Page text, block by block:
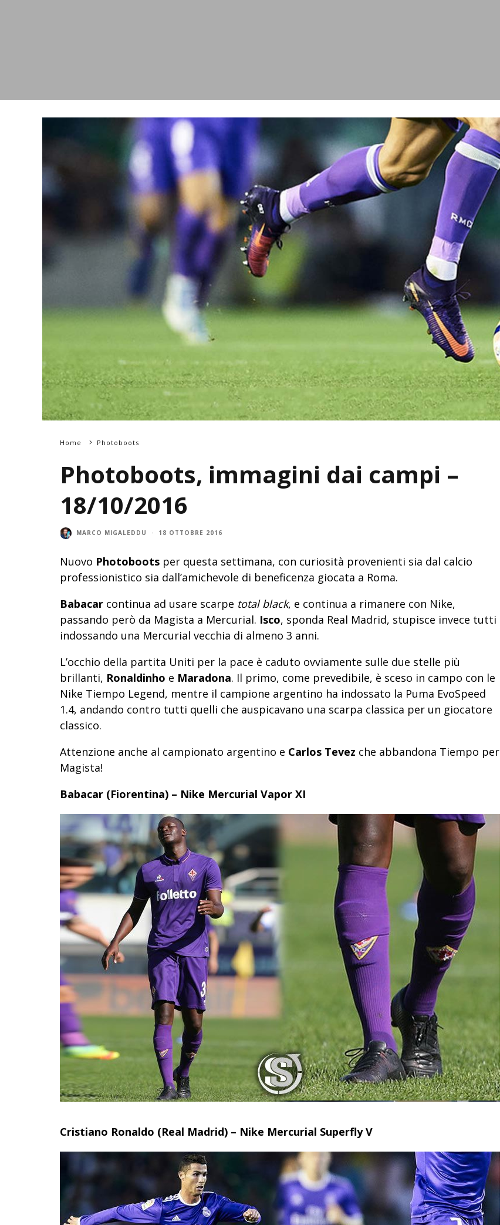
Home Photoboots
Photoboots, immagini dai campi –
18/10/2016
MARCO MIGALEDDU · 18 OTTOBRE 2016
Nuovo Photoboots per questa settimana, con curiosità provenienti sia dal calcio
professionistico sia dall’amichevole di beneficenza giocata a Roma.
Babacar continua ad usare scarpe total black, e continua a rimanere con Nike,
passando però da Magista a Mercurial. Isco, sponda Real Madrid, stupisce invece tutti
indossando una Mercurial vecchia di almeno 3 anni.
L’occhio della partita Uniti per la pace è caduto ovviamente sulle due stelle più
brillanti, Ronaldinho e Maradona. Il primo, come prevedibile, è sceso in campo con le
Nike Tiempo Legend, mentre il campione argentino ha indossato la Puma EvoSpeed
1.4, andando contro tutti quelli che auspicavano una scarpa classica per un giocatore
classico.
Attenzione anche al campionato argentino e Carlos Tevez che abbandona Tiempo per
Magista!
Babacar (Fiorentina) – Nike Mercurial Vapor XI
Cristiano Ronaldo (Real Madrid) – Nike Mercurial Superfly V